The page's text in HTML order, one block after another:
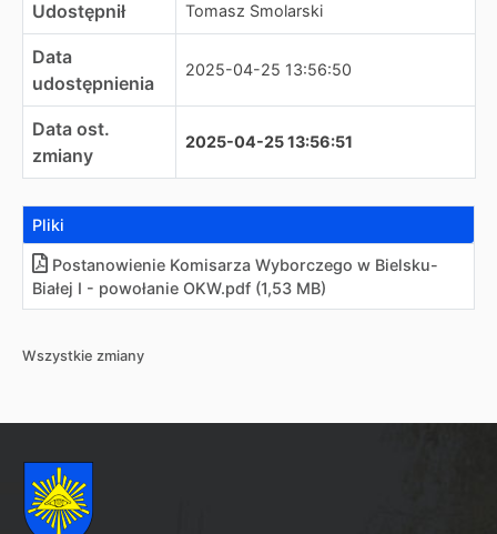
Udostępnił Tomasz Smolarski
Data
udostępnienia
2025-04-25 13:56:50
Data ost.
zmiany
2025-04-25 13:56:51
Pliki
Postanowienie Komisarza Wyborczego w Bielsku-
Białej I - powołanie OKW.pdf (1,53 MB)
Wszystkie zmiany